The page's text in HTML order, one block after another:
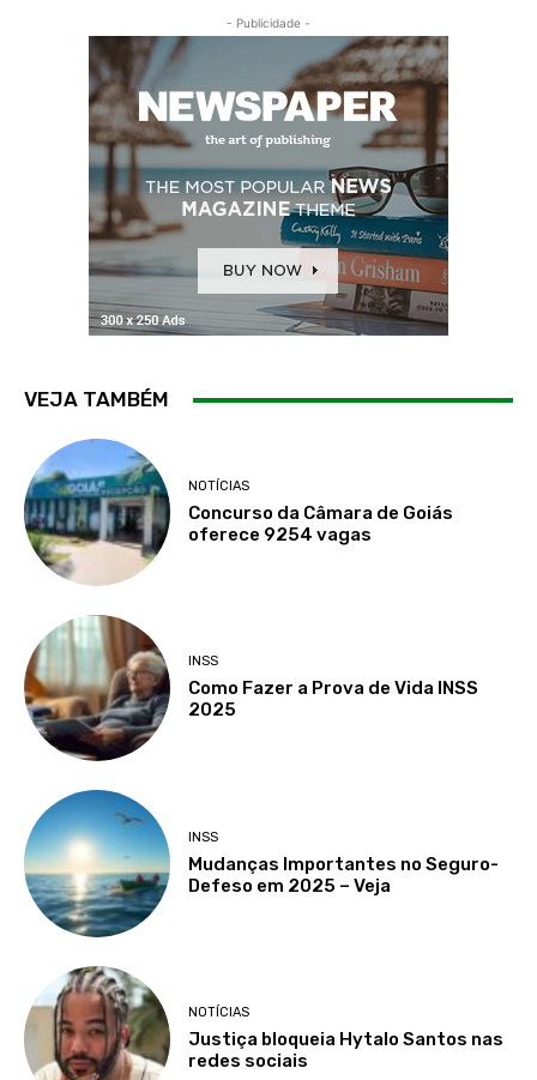
- Publicidade -
VEJA TAMBÉM
NOTÍCIAS
Concurso da Câmara de Goiás
oferece 9254 vagas
INSS
Como Fazer a Prova de Vida INSS
2025
INSS
Mudanças Importantes no Seguro-
Defeso em 2025 – Veja
NOTÍCIAS
Justiça bloqueia Hytalo Santos nas
redes sociais